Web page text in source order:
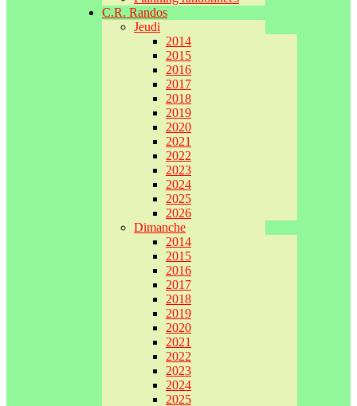
C.R. Randos
Jeudi
2014
2015
2016
2017
2018
2019
2020
2021
2022
2023
2024
2025
2026
Dimanche
2014
2015
2016
2017
2018
2019
2020
2021
2022
2023
2024
2025